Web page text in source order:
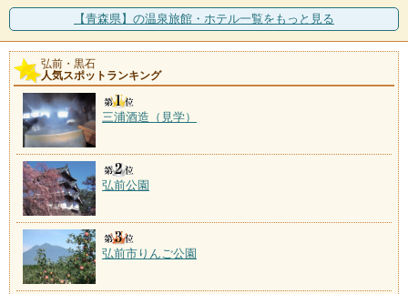
嶽温泉
施設数：1軒
開湯は300年前にさかのぼり、キツネに昼飯を盗られた
村人がキツネを追い
【青森県】の温泉旅館・ホテル一覧をもっと見る
弘前・黒石
人気スポットランキング
三浦酒造（見学）
弘前公園
弘前市りんご公園